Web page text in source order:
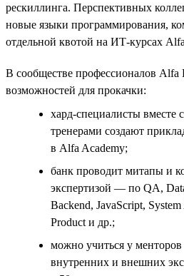
рескиллинга. Перспективных
новые языки программирования,
отдельной квотой на ИТ-курсах
В сообществе профессионалов Alfa
возможностей для прокачки:
хард-специалисты вместе
тренерами создают
в Alfa Academy;
банк проводит митапы и
экспертизой — по QA,
Backend, JavaScript,
Product и др.;
можно учиться у
внутренних и внешних